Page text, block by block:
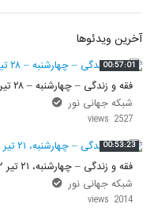
آخرین ویدئوها
00:57:01
فقه و زندگی – چهارشنبه – ۲۸ تیر ۱۴۰۲
شبکه جهانی نور
2527 views
00:53:23
فقه و زندگی – چهارشنبه، ۲۱ تیر ۱۴۰۲
شبکه جهانی نور
2014 views